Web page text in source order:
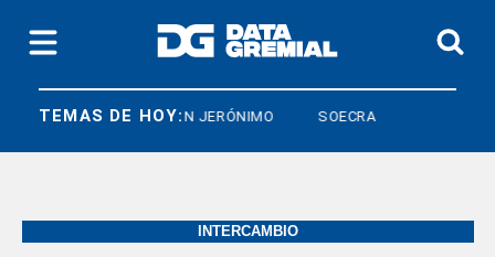
TEMAS DE HOY:
CRISTIAN JERÓNIMO SOECRA
INTERCAMBIO